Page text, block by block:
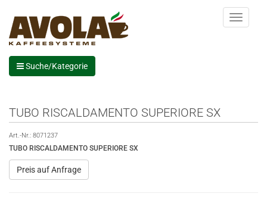
Menu
Suche/Kategorie
TUBO RISCALDAMENTO SUPERIORE SX
Art.-Nr.: 8071237
TUBO RISCALDAMENTO SUPERIORE SX
Preis auf Anfrage